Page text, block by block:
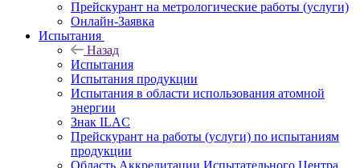
Прейскурант на метрологические работы (услуги)
Онлайн-Заявка
Испытания
Назад
Испытания
Испытания продукции
Испытания в области использования атомной
энергии
Знак ILAC
Прейскурант на работы (услуги) по испытаниям
продукции
Область Аккредитации Испытательного Центра